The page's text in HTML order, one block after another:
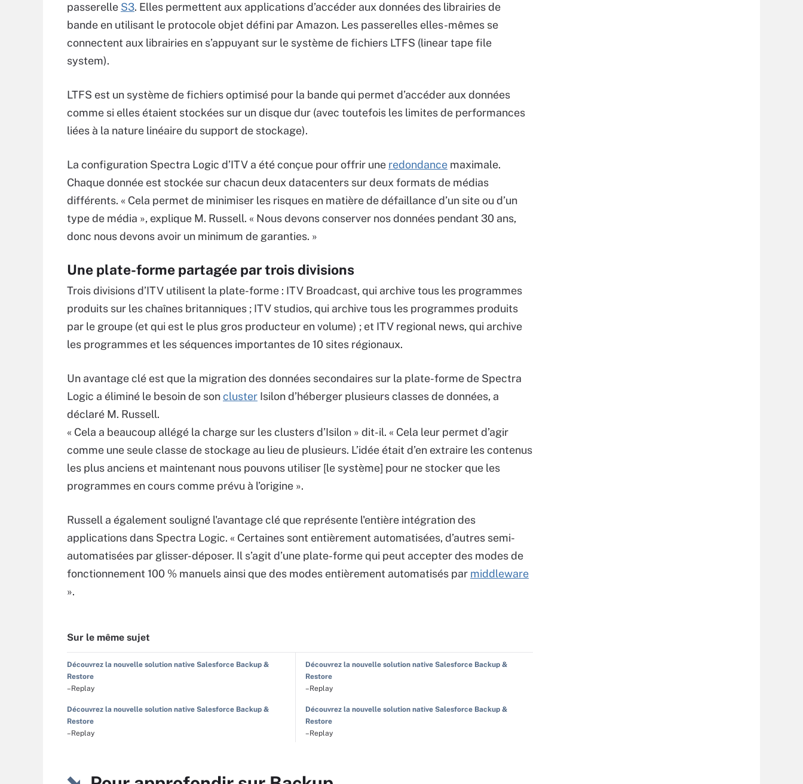
passerelle S3. Elles permettent aux applications d’accéder aux données des librairies de
bande en utilisant le protocole objet défini par Amazon. Les passerelles elles-mêmes se
connectent aux librairies en s’appuyant sur le système de fichiers LTFS (linear tape file
system).
LTFS est un système de fichiers optimisé pour la bande qui permet d’accéder aux données
comme si elles étaient stockées sur un disque dur (avec toutefois les limites de performances
liées à la nature linéaire du support de stockage).
La configuration Spectra Logic d’ITV a été conçue pour offrir une redondance maximale.
Chaque donnée est stockée sur chacun deux datacenters sur deux formats de médias
différents. « Cela permet de minimiser les risques en matière de défaillance d’un site ou d’un
type de média », explique M. Russell. « Nous devons conserver nos données pendant 30 ans,
donc nous devons avoir un minimum de garanties. »
Une plate-forme partagée par trois divisions
Trois divisions d’ITV utilisent la plate-forme : ITV Broadcast, qui archive tous les programmes
produits sur les chaînes britanniques ; ITV studios, qui archive tous les programmes produits
par le groupe (et qui est le plus gros producteur en volume) ; et ITV regional news, qui archive
les programmes et les séquences importantes de 10 sites régionaux.
Un avantage clé est que la migration des données secondaires sur la plate-forme de Spectra
Logic a éliminé le besoin de soncluster Isilon d’héberger plusieurs classes de données, a
déclaré M. Russell.
« Cela a beaucoup allégé la charge sur les clusters d’Isilon » dit-il. « Cela leur permet d’agir
comme une seule classe de stockage au lieu de plusieurs. L’idée était d’en extraire les contenus
les plus anciens et maintenant nous pouvons utiliser [le système] pour ne stocker que les
programmes en cours comme prévu à l’origine ».
Russell a également souligné l'avantage clé que représente l'entière intégration des
applications dans Spectra Logic. « Certaines sont entièrement automatisées, d’autres semi-
automatisées par glisser-déposer. Il s’agit d’une plate-forme qui peut accepter des modes de
fonctionnement 100 % manuels ainsi que des modes entièrement automatisés par middleware
».
Sur le même sujet
Découvrez la nouvelle solution native Salesforce Backup &
Restore
–Replay
Découvrez la nouvelle solution native Salesforce Backup &
Restore
–Replay
Découvrez la nouvelle solution native Salesforce Backup &
Restore
–Replay
Découvrez la nouvelle solution native Salesforce Backup &
Restore
–Replay